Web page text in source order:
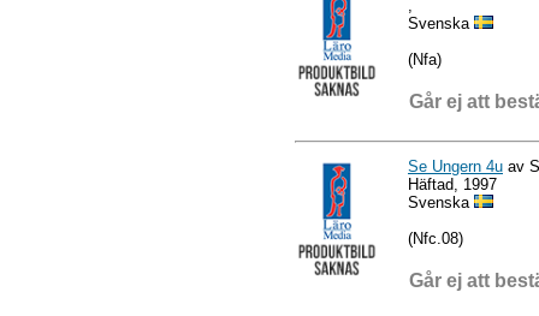
Svenska
(Nfa)
Går ej att
Se Ungern 4u av
Häftad, 1997
Svenska
(Nfc.08)
Går ej att